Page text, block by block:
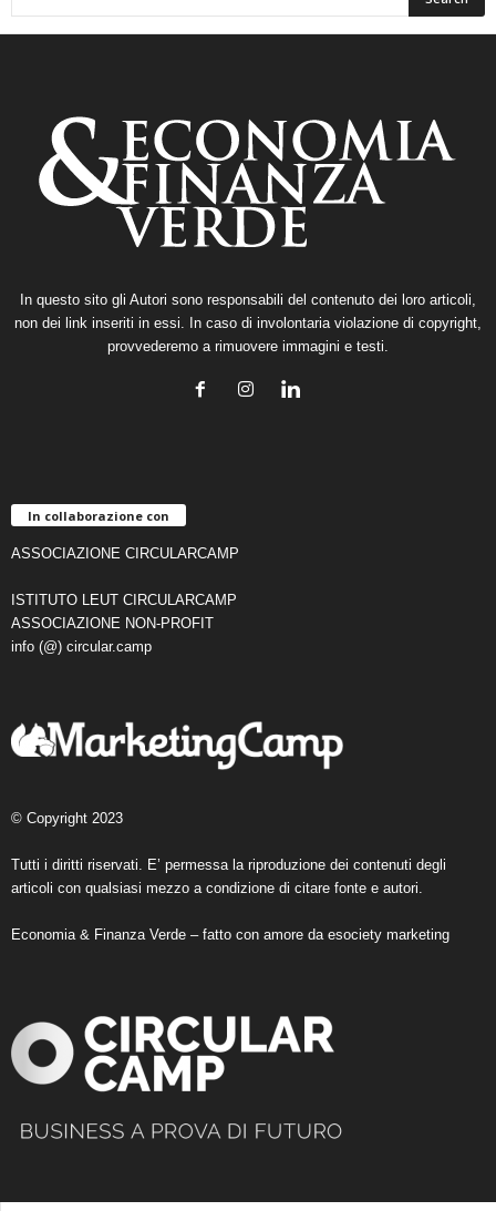
In questo sito gli Autori sono responsabili del contenuto dei loro articoli,
non dei link inseriti in essi. In caso di involontaria violazione di copyright,
provvederemo a rimuovere immagini e testi.
In collaborazione con
ASSOCIAZIONE CIRCULARCAMP
ISTITUTO LEUT CIRCULARCAMP
ASSOCIAZIONE NON-PROFIT
info (@) circular.camp
© Copyright 2023
Tutti i diritti riservati. E’ permessa la riproduzione dei contenuti degli
articoli con qualsiasi mezzo a condizione di citare fonte e autori.
Economia & Finanza Verde – fatto con amore da esociety marketing